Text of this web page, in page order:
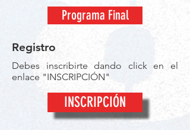
Programa Final
Registro
Debes inscribirte dando click en el
enlace "INSCRIPCIÓN"
INSCRIPCIÓN